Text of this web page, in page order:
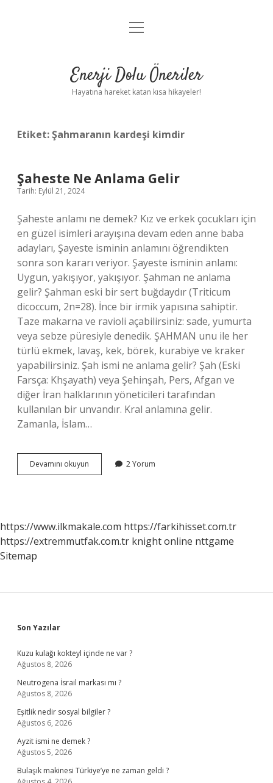
Anasayfa
Yasal Uyarı
menüyü
Enerji Dolu Öneriler
Hayatına hareket katan kısa hikayeler!
Etiket:Şahmaranın kardeşi kimdir
Şaheste Ne Anlama Gelir
Tarih: Eylül 21, 2024
Şaheste anlamı ne demek? Kız ve erkek çocukları için
en güzel isimleri arayışına devam eden anne baba
adayları, Şayeste isminin anlamını öğrendikten
sonra son kararı veriyor. Şayeste isminin anlamı:
Uygun, yakışıyor, yakışıyor. Şahman ne anlama
gelir? Şahman eski bir sert buğdaydır (Triticum
dicoccum, 2n=28). İnce bir irmik yapısına sahiptir.
Taze makarna ve ravioli açabilirsiniz: sade, yumurta
veya sebze püresiyle denedik. ŞAHMAN unu ile her
türlü ekmek, lavaş, kek, börek, kurabiye ve kraker
yapabilirsiniz. Şah ismi ne anlama gelir? Şah (Eski
Farsça: Khşayath) veya Şehinşah, Pers, Afgan ve
diğer İran halklarının yöneticileri tarafından
kullanılan bir unvandır. Kral anlamına gelir.
Zamanla, İslam…
Devamını okuyun Şaheste
Ne
2 Yorum
https://www.ilkmakale.com https://farkihisset.com.tr
https://extremmutfak.com.tr knight online nttgame
Sitemap
Sidebar
Son Yazılar
Kuzu kulağı kokteyl içinde ne var ?
Ağustos 8, 2026
Neutrogena İsrail markası mı ?
Ağustos 8, 2026
Eşitlik nedir sosyal bilgiler ?
Ağustos 6, 2026
Ayzit ismi ne demek ?
Ağustos 5, 2026
Bulaşık makinesi Türkiye’ye ne zaman geldi ?